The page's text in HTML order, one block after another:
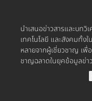
นำเสนอข่าวสารและบทวิ
เทคโนโลยี และสังคมทั้ง
หลายจากผู้เชี่ยวชาญ เพื่
ชาญฉลาดในยุคข้อมูลข่า